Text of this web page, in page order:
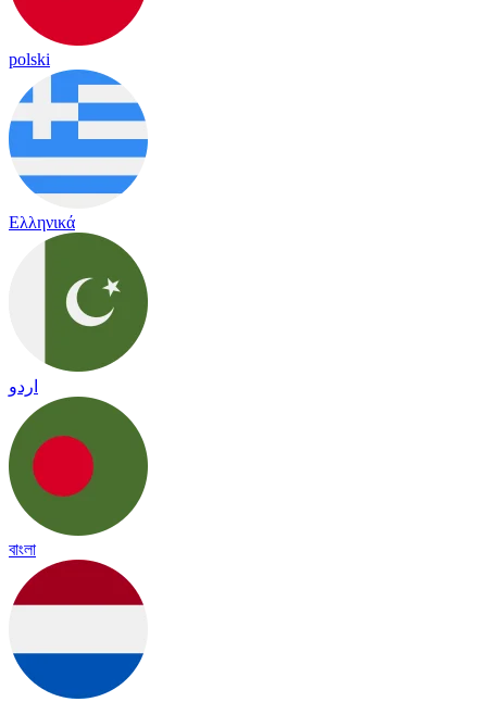
polski
Ελληνικά
اردو
বাংলা